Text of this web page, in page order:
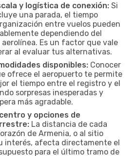
y logística de conexión: Si
una parada, el tiempo
entre vuelos pueden
dependiendo del
Es un factor que vale
al evaluar tus alternativas.
disponibles: Conocer
ofrece el aeropuerto te permite
el tiempo entre el registro y el
sorpresas inesperadas y
más agradable.
y opciones de
La distancia de cada
de Armenia, o al sitio
interés, afecta directamente el
para el último tramo de